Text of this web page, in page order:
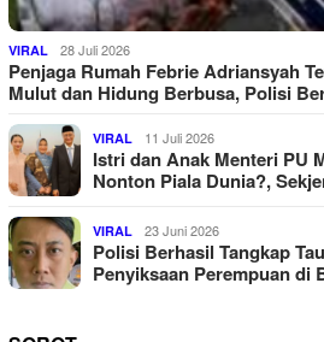
VIRAL 28 Juli 2026
Penjaga Rumah Febrie Adriansyah
Mulut dan Hidung Berbusa, Polisi
VIRAL 11 Juli 2026
Istri dan Anak Menteri PU
Nonton Piala Dunia?,
VIRAL 23 Juni 2026
Polisi Berhasil Tangkap
Penyiksaan Perempuan di